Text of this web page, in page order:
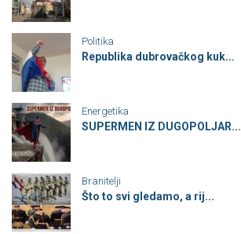
Politika
Republika dubrovačkog kuk...
Energetika
SUPERMEN IZ DUGOPOLJAR...
Branitelji
Što to svi gledamo, a rij...